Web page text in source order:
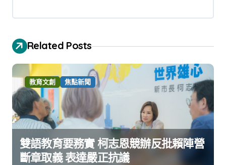
Related Posts
教育文創 焦點新聞
雙語教育要務實 柯志恩競辦反批賴陣營
斷章取義 表達嚴正抗議